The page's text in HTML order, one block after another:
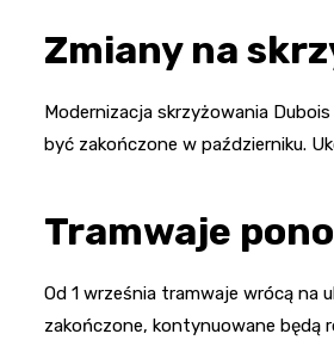
Zmiany na
Modernizacja skrzyżowania
być zakończone w październiku.
Tramwaje
Od 1 września tramwaje wrócą na
zakończone, kontynuowane będą